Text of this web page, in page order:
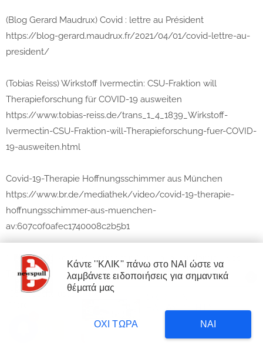
(Blog Gerard Maudrux) Covid : lettre au Président
https://blog-gerard.maudrux.fr/2021/04/01/covid-lettre-au-
president/
(Tobias Reiss) Wirkstoff Ivermectin: CSU-Fraktion will
Therapieforschung für COVID-19 ausweiten
https://www.tobias-reiss.de/trans_1_4_1839_Wirkstoff-
Ivermectin-CSU-Fraktion-will-Therapieforschung-fuer-COVID-
19-ausweiten.html
Covid-19-Therapie Hoffnungsschimmer aus München
https://www.br.de/mediathek/video/covid-19-therapie-
hoffnungsschimmer-aus-muenchen-
av:607c0f0afec1740008c2b5b1
(The Desert Review) Ivermectin Can Save Pandemic Lives
Today
https://www.thedesertreview.com/opinion/letters_to_editor/
8b3e-11eb-ba0d-cb61ea68c94c.htmlστρέμματα έγιναν στάχτη επι
κυβέρνησης Μητσοτάκη!
Our website uses cookies to enhance your experience.
Κάντε ''ΚΛΙΚ'' πάνω στο ΝΑΙ ώστε να
λαμβάνετε ειδοποιήσεις για σημαντικά
θέματά μας
ΝΑΙ
ΟΧΙ ΤΩΡΑ